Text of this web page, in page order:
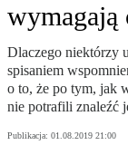
wymagają
Dlaczego niektórzy
spisaniem
o to, że po tym, jak
nie potrafili znaleźć
Publikacja: 01.08.2019 21:00